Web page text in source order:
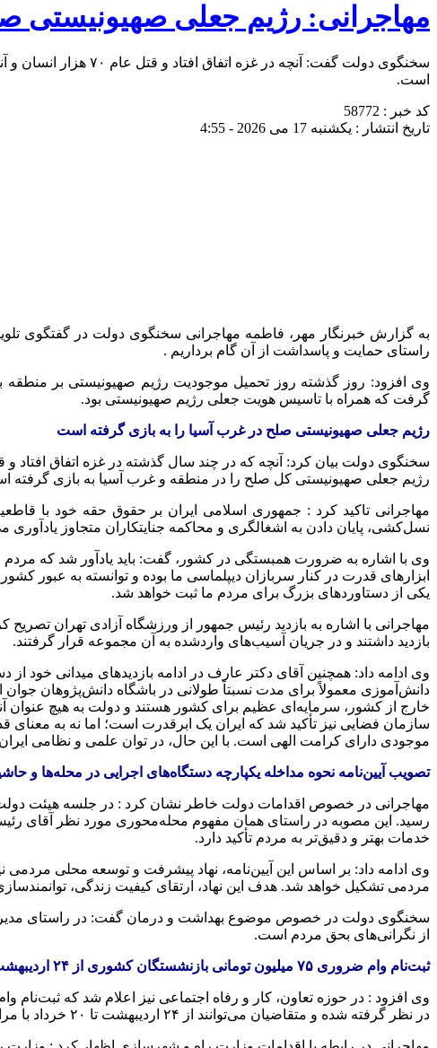
مهاجرانی: رژیم جعلی صهیونیستی
سخنگوی دولت گفت:
است.
کد خبر : 58772
تاریخ انتشار : یکشنبه 17 می 2026 - 4:55
به گزارش خبرنگار مهر، فاطمه مهاجرانی سخنگوی دولت در گفتگوی
راستای حمایت و پاسداشت از آن گام برداریم .
گرفت که همراه با تاسیس هویت جعلی رژیم صهیونیستی بود.
رژیم جعلی صهیونیستی صلح در غرب آسیا را به بازی گرفته است
رژیم جعلی صهیونیستی کل صلح را در منطقه و غرب آسیا به بازی گرفته
مهاجرانی تاکید کرد : جمهوری اسلامی ایران بر حقوق حقه خود با
نسل‌کشی، پایان دادن به اشغالگری و محاکمه جنایتکاران متجاوز یادآوری
ابزارهای قدرت در کنار سربازان دیپلماسی ما بوده و توانسته به عبور
یکی از دستاوردهای بزرگ برای مردم ما ثبت خواهد شد.
بازدید داشتند و در جریان آسیب‌های واردشده به آن مجموعه قرار گرفتند.
وی ادامه داد: همچنین آقای دکتر عارف در ادامه بازدیدهای میدانی خود
دانش‌آموزی معمولاً برای مدت نسبتاً طولانی در باشگاه دانش‌پژوهان جوان
خارج از کشور، سرمایه‌ای عظیم برای کشور هستند و دولت به هیچ عنوان
سازمان فضایی نیز تأکید شد که ایران یک ابرقدرت است؛ اما نه به
موجودی دارای کرامت الهی است. با این حال، در توان علمی و نظامی ایران
تصویب آیین‌نامه نحوه مداخله یکپارچه دستگاه‌های اجرایی در محله‌ها و
مهاجرانی در خصوص اقدامات دولت خاطر نشان کرد : در جلسه هیئت دولت،
رسید. این مصوبه در راستای همان مفهوم محله‌محوری مورد نظر آقای
خدمات بهتر و دقیق‌تر به مردم تأکید دارد.
وی ادامه داد: بر اساس این آیین‌نامه، نهاد پیشرفت و توسعه محلی
مردمی تشکیل خواهد شد. هدف این نهاد، ارتقای کیفیت زندگی،
سخنگوی دولت در خصوص موضوع بهداشت و درمان گفت: در راستای مدیریت
از نگرانی‌های بحق مردم است.
ثبت‌نام وام ضروری ۷۵ میلیون تومانی بازنشستگان کشوری از ۲۴ اردیبهشت
در نظر گرفته شده و متقاضیان می‌توانند از ۲۴ اردیبهشت تا ۲۰ خرداد با مراجعه به درگاه خدمات الکترونیکی صندوق بازنشستگی کشوری و پس از مطالعه شرایط و ضوابط، برای دریافت آن اقدام کنند.